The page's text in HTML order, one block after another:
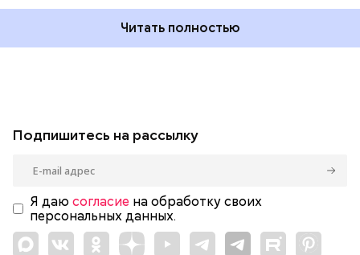
Читать полностью
Подпишитесь на рассылку
Я даю согласие на обработку своих
персональных данных.